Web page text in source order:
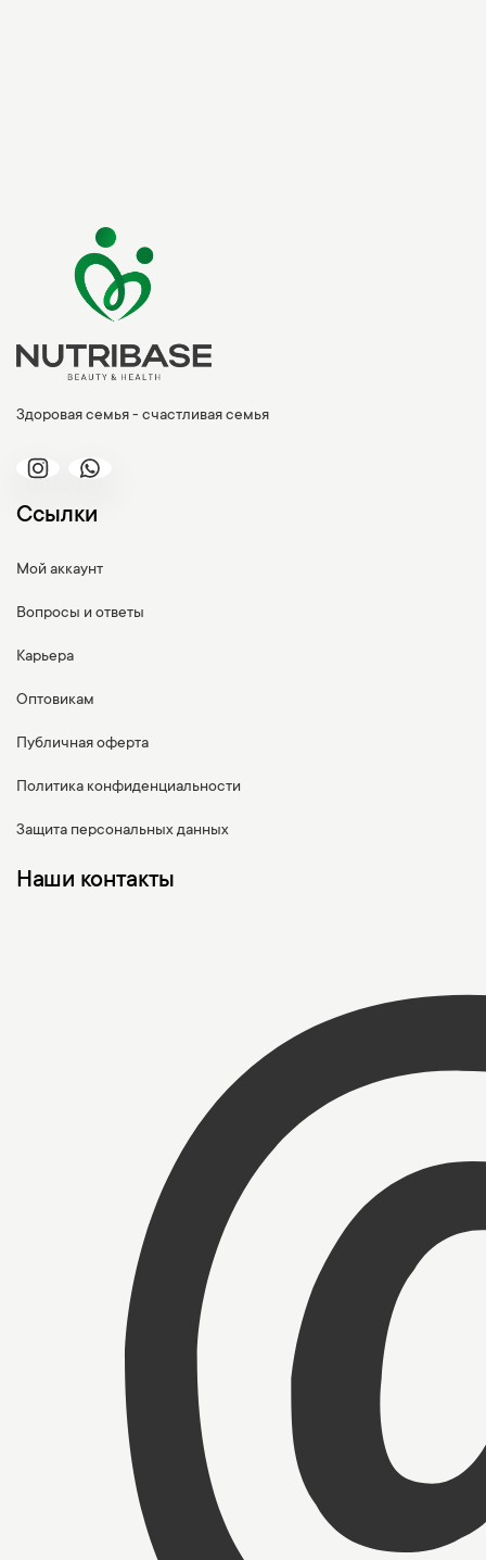
Здоровая семья - счастливая семья
Ссылки
Мой аккаунт
Вопросы и ответы
Карьера
Оптовикам
Публичная оферта
Политика конфиденциальности
Защита персональных данных
Наши контакты